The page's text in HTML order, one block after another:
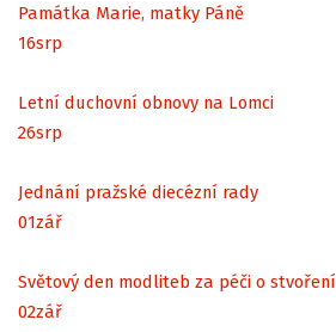
Památka Marie, matky Páně
16srp
Letní duchovní obnovy na Lomci
26srp
Jednání pražské diecézní rady
01zář
Světový den modliteb za péči o stvoření
02zář